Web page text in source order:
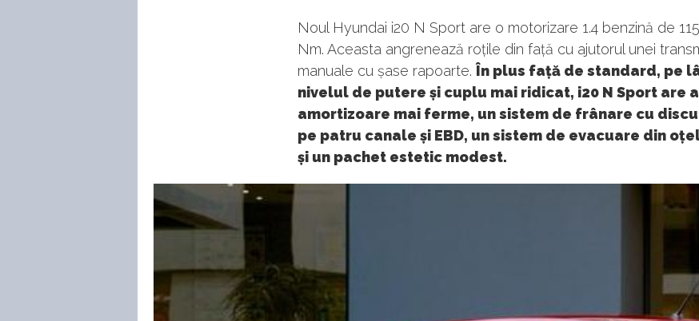
Noul Hyundai i20 N Sport are o motorizare 1.4 benzină de 115
Nm. Aceasta angrenează roțile din față cu ajutorul unei
manuale cu șase rapoarte. În plus față de standard, pe
nivelul de putere și cuplu mai ridicat, i20 N Sport are
amortizoare mai ferme, un sistem de frânare cu
pe patru canale și EBD, un sistem de evacuare din
și un pachet estetic modest.